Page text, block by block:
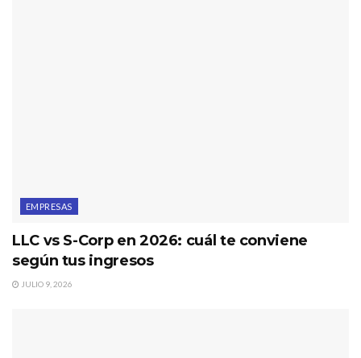
EMPRESAS
LLC vs S-Corp en 2026: cuál te conviene
según tus ingresos
JULIO 9, 2026